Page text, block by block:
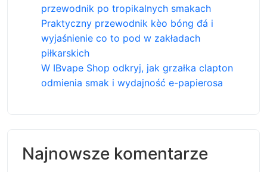
przewodnik po tropikalnych smakach
Praktyczny przewodnik kèo bóng đá i
wyjaśnienie co to pod w zakładach
piłkarskich
W IBvape Shop odkryj, jak grzałka clapton
odmienia smak i wydajność e-papierosa
Najnowsze komentarze